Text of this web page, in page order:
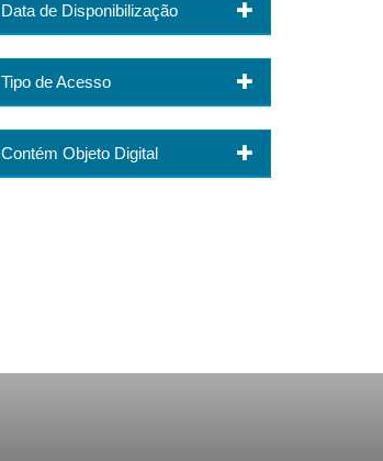
Data de Disponibilização
Tipo de Acesso
Contém Objeto Digital